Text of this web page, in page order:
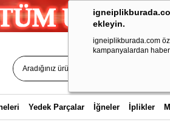
ekleyin.
igneiplikburada.com
kampanyalardan
Yedek Parçalar İğneler İplikler